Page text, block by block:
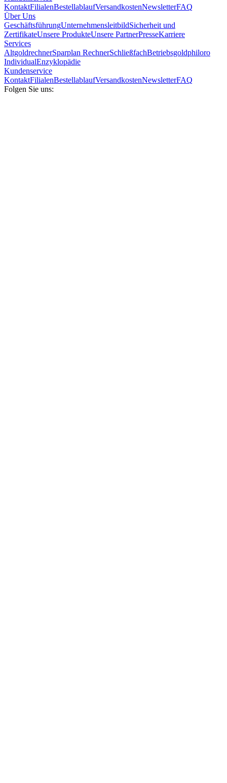
KontaktFilialenBestellablaufVersandkostenNewsletterFAQ
Über Uns
GeschäftsführungUnternehmensleitbildSicherheit und
ZertifikateUnsere ProdukteUnsere PartnerPresseKarriere
Services
AltgoldrechnerSparplan RechnerSchließfachBetriebsgoldphiloro
IndividualEnzyklopädie
Kundenservice
KontaktFilialenBestellablaufVersandkostenNewsletterFAQ
Folgen Sie uns: